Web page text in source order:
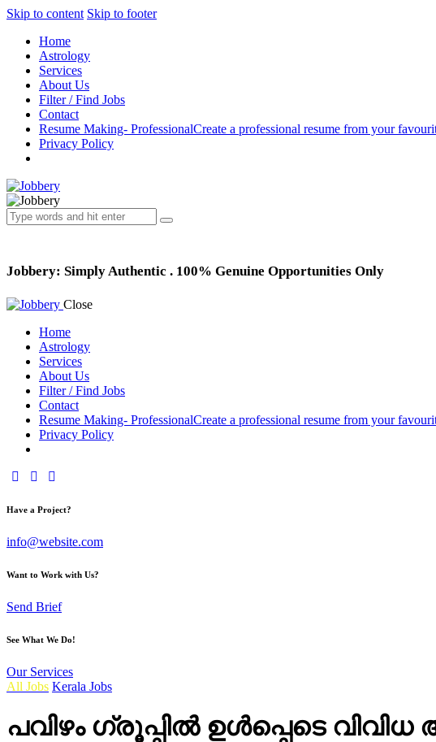
Skip to content Skip to footer
Home
Astrology
Services
About Us
Filter / Find Jobs
Contact
Resume Making- ProfessionalCreate a professional resume from your
Privacy Policy
Jobbery: Simply Authentic . 100% Genuine Opportunities Only
Close
Home
Astrology
Services
About Us
Filter / Find Jobs
Contact
Resume Making- ProfessionalCreate a professional resume from your
Privacy Policy
facebook-
instagramyoutube2
Have a Project?
info@website.com
Want to Work with Us?
Send Brief
See What We Do!
Our Services
All Jobs Kerala Jobs
പവിഴം ഗ്രൂപ്പിൽ ഉൾപ്പെടെ